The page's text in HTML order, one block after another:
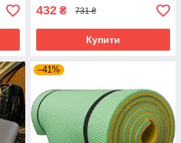
432 ₴ 731 ₴
Купити
–41%